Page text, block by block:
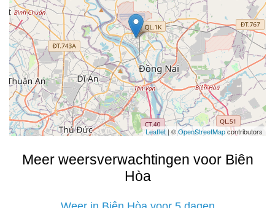
Leaflet | ©OpenStreetMapcontributors
Meer weersverwachtingen voor Biên
Hòa